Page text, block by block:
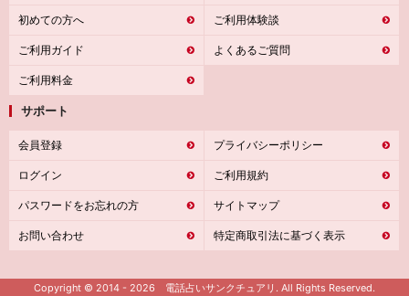
初めての方へ
ご利用ガイド
ご利用料金
ご利用体験談
よくあるご質問
サポート
会員登録
ログイン
パスワードをお忘れの方
お問い合わせ
プライバシーポリシー
ご利用規約
サイトマップ
特定商取引法に基づく表示
Copyright © 2014 - 2026 電話占いサンクチュアリ. All Rights Reserved.